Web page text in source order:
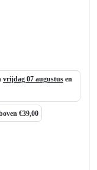
vrijdag 07 augustus en
€39,00